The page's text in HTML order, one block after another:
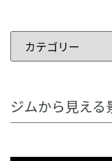
ジムから見える